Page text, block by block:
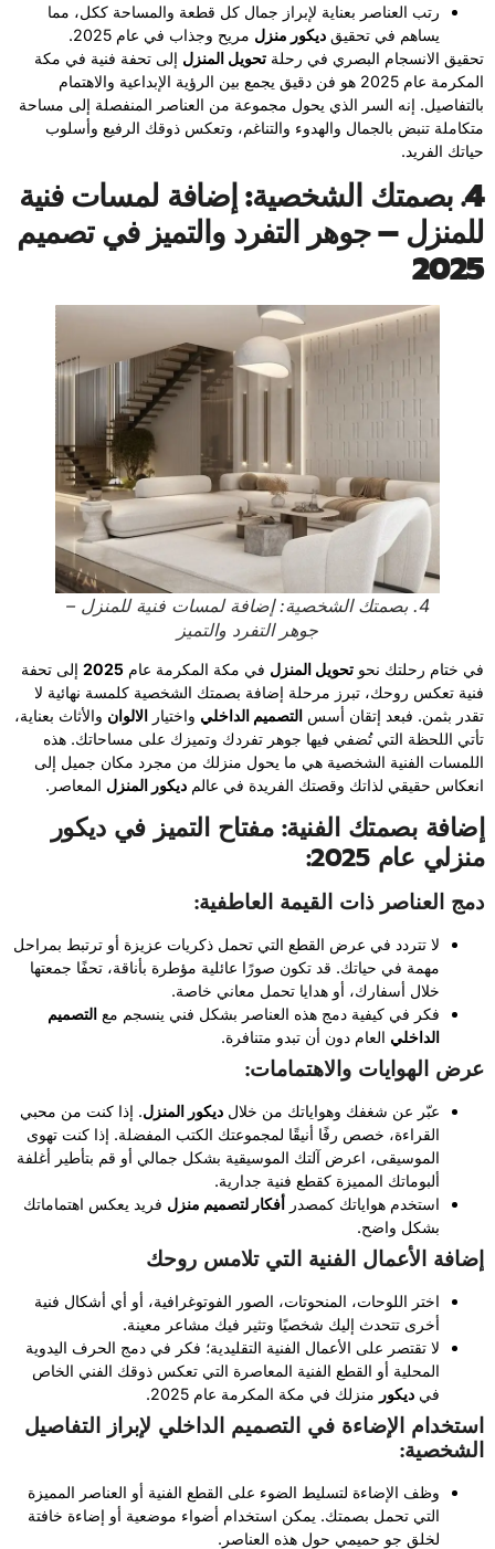
رتب العناصر بعناية لإبراز جمال كل قطعة والمساحة ككل، مما
يساهم في تحقيق ديكور منزل مريح وجذاب في عام 2025.
تحقيق الانسجام البصري في رحلة تحويل المنزل إلى تحفة فنية في مكة
المكرمة عام 2025 هو فن دقيق يجمع بين الرؤية الإبداعية والاهتمام
بالتفاصيل. إنه السر الذي يحول مجموعة من العناصر المنفصلة إلى مساحة
متكاملة تنبض بالجمال والهدوء والتناغم، وتعكس ذوقك الرفيع وأسلوب
حياتك الفريد.
4. بصمتك الشخصية: إضافة لمسات فنية
للمنزل – جوهر التفرد والتميز في تصميم
2025
4. بصمتك الشخصية: إضافة لمسات فنية للمنزل –
جوهر التفرد والتميز
في ختام رحلتك نحو تحويل المنزل في مكة المكرمة عام 2025 إلى تحفة
فنية تعكس روحك، تبرز مرحلة إضافة بصمتك الشخصية كلمسة نهائية لا
تقدر بثمن. فبعد إتقان أسس التصميم الداخلي واختيار الالوان والأثاث بعناية،
تأتي اللحظة التي تُضفي فيها جوهر تفردك وتميزك على مساحاتك. هذه
اللمسات الفنية الشخصية هي ما يحول منزلك من مجرد مكان جميل إلى
انعكاس حقيقي لذاتك وقصتك الفريدة في عالم ديكور المنزل المعاصر.
إضافة بصمتك الفنية: مفتاح التميز في ديكور
منزلي عام 2025:
دمج العناصر ذات القيمة العاطفية:
لا تتردد في عرض القطع التي تحمل ذكريات عزيزة أو ترتبط بمراحل
مهمة في حياتك. قد تكون صورًا عائلية مؤطرة بأناقة، تحفًا جمعتها
خلال أسفارك، أو هدايا تحمل معاني خاصة.
فكر في كيفية دمج هذه العناصر بشكل فني ينسجم مع التصميم
الداخلي العام دون أن تبدو متنافرة.
عرض الهوايات والاهتمامات:
عبّر عن شغفك وهواياتك من خلال ديكور المنزل. إذا كنت من محبي
القراءة، خصص رفًا أنيقًا لمجموعتك الكتب المفضلة. إذا كنت تهوى
الموسيقى، اعرض آلتك الموسيقية بشكل جمالي أو قم بتأطير أغلفة
ألبوماتك المميزة كقطع فنية جدارية.
استخدم هواياتك كمصدر أفكار لتصميم منزل فريد يعكس اهتماماتك
بشكل واضح.
إضافة الأعمال الفنية التي تلامس روحك
اختر اللوحات، المنحوتات، الصور الفوتوغرافية، أو أي أشكال فنية
أخرى تتحدث إليك شخصيًا وتثير فيك مشاعر معينة.
لا تقتصر على الأعمال الفنية التقليدية؛ فكر في دمج الحرف اليدوية
المحلية أو القطع الفنية المعاصرة التي تعكس ذوقك الفني الخاص
في ديكور منزلك في مكة المكرمة عام 2025.
استخدام الإضاءة في التصميم الداخلي لإبراز التفاصيل
الشخصية:
وظف الإضاءة لتسليط الضوء على القطع الفنية أو العناصر المميزة
التي تحمل بصمتك. يمكن استخدام أضواء موضعية أو إضاءة خافتة
لخلق جو حميمي حول هذه العناصر.